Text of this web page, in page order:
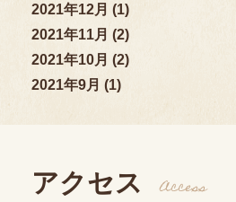
2021年12月 (1)
2021年11月 (2)
2021年10月 (2)
2021年9月 (1)
アクセス Access